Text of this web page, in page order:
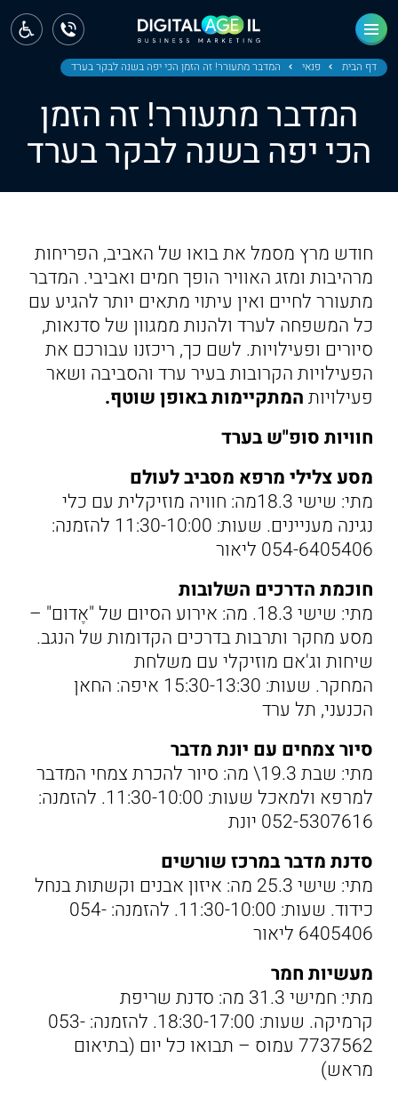
דף הבית פנאי המדבר מתעורר! זה הזמן הכי יפה בשנה לבקר בערד
המדבר מתעורר! זה הזמן
הכי יפה בשנה לבקר בערד
חודש מרץ מסמל את בואו של האביב, הפריחות
מרהיבות ומזג האוויר הופך חמים ואביבי. המדבר
מתעורר לחיים ואין עיתוי מתאים יותר להגיע עם
כל המשפחה לערד ולהנות ממגוון של סדנאות,
סיורים ופעילויות. לשם כך, ריכזנו עבורכם את
הפעילויות הקרובות בעיר ערד והסביבה ושאר
פעילויותהמתקיימות באופן שוטף.
חוויות סופ"ש בערד
מסע צלילי מרפא מסביב לעולם
מתי: שישי 18.3מה: חוויה מוזיקלית עם כלי
נגינה מעניינים. שעות: 11:30-10:00 להזמנה:
054-6405406 ליאור
חוכמת הדרכים השלובות
מתי: שישי 18.3. מה: אירוע הסיום של "אֶדום" –
מסע מחקר ותרבות בדרכים הקדומות של הנגב.
שיחות וג'אם מוזיקלי עם משלחת
המחקר. שעות: 15:30-13:30 איפה: החאן
הכנעני, תל ערד
סיור צמחים עם יונת מדבר
מתי: שבת 19.3\ מה: סיור להכרת צמחי המדבר
למרפא ולמאכל שעות: 11:30-10:00. להזמנה:
052-5307616 יונת
סדנת מדבר במרכז שורשים
מתי: שישי 25.3 מה: איזון אבנים וקשתות בנחל
כידוד. שעות: 11:30-10:00. להזמנה: 054-
6405406 ליאור
מעשיות חמר
מתי: חמישי 31.3 מה: סדנת שריפת
קרמיקה. שעות: 18:30-17:00. להזמנה: 053-
7737562 עמוס – תבואו כל יום (בתיאום
מראש)
ראשי
חדשות
מחוז צפון
מחוז חיפה
מחוז מרכז
ירושלים
תל אביב